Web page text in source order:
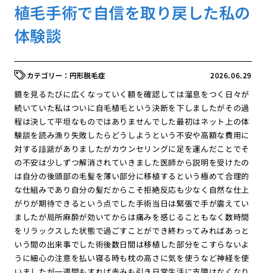
植毛手術で自信を取り戻した私の
体験談
2026.06.29
円形脱毛症
鏡を見るたびに広くなっていく額を確認しては溜息をつく日々が
続いていた私はついに自毛植毛という決断を下しましたがその過
程は決して平坦なものではありませんでした最初はネット上の体
験談を読み漁り失敗したらどうしようという不安や高額な費用に
対する躊躇がありましたがカウンセリングに足を運んだことでそ
の不安は少しずつ解消されていきました医師から説明を受けたの
は自分の後頭部の毛髪を薄い部分に移植するという極めて合理的
な仕組みであり自分の髪だからこそ拒絶反応も少なく自然な仕上
がりが期待できるという点でした手術当日は緊張で手が震えてい
ましたが局所麻酔が効いてからは痛みを感じることもなく数時間
をリラックスした状態で過ごすことができ終わってみればあっと
いう間の出来事でした術後数日間は移植した部分をこすらないよ
うに細心の注意を払い寝る時も枕の高さに気を使うなど神経を使